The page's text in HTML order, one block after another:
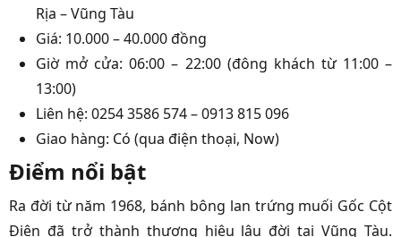
Rịa – Vũng Tàu
Giá: 10.000 – 40.000 đồng
Giờ mở cửa: 06:00 – 22:00 (đông khách từ 11:00 –
13:00)
Liên hệ: 0254 3586 574 – 0913 815 096
Giao hàng: Có (qua điện thoại, Now)
Điểm nổi bật
Ra đời từ năm 1968, bánh bông lan trứng muối Gốc Cột
Điện đã trở thành thương hiệu lâu đời tại Vũng Tàu.